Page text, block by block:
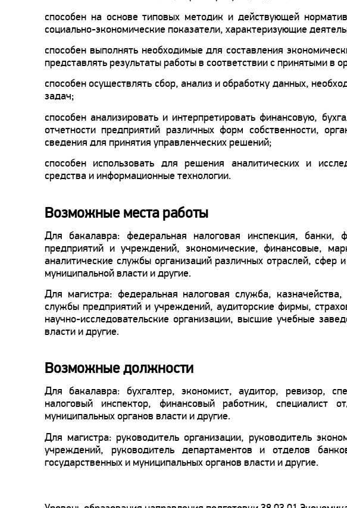
способен на основе типовых методик и действующей
социально-экономические показатели, характеризующие
способен выполнять необходимые для составления
представлять результаты работы в соответствии с принятыми в
способен осуществлять сбор, анализ и обработку данных,
задач;
способен анализировать и интерпретировать финансовую,
отчетности предприятий различных форм собственности,
сведения для принятия управленческих решений;
способен использовать для решения аналитических и
средства и информационные технологии.
Возможные места работы
Для бакалавра: федеральная налоговая инспекция, банки,
предприятий и учреждений, экономические, финансовые,
аналитические службы организаций различных отраслей, сфер
муниципальной власти и другие.
Для магистра: федеральная налоговая служба,
службы предприятий и учреждений, аудиторские фирмы,
научно-исследовательские организации, высшие учебные
власти и другие.
Возможные должности
Для бакалавра: бухгалтер, экономист, аудитор, ревизор,
налоговый инспектор, финансовый работник, специалист
муниципальных органов власти и другие.
Для магистра: руководитель организации, руководитель
учреждений, руководитель департаментов и отделов
государственных и муниципальных органов власти и другие.